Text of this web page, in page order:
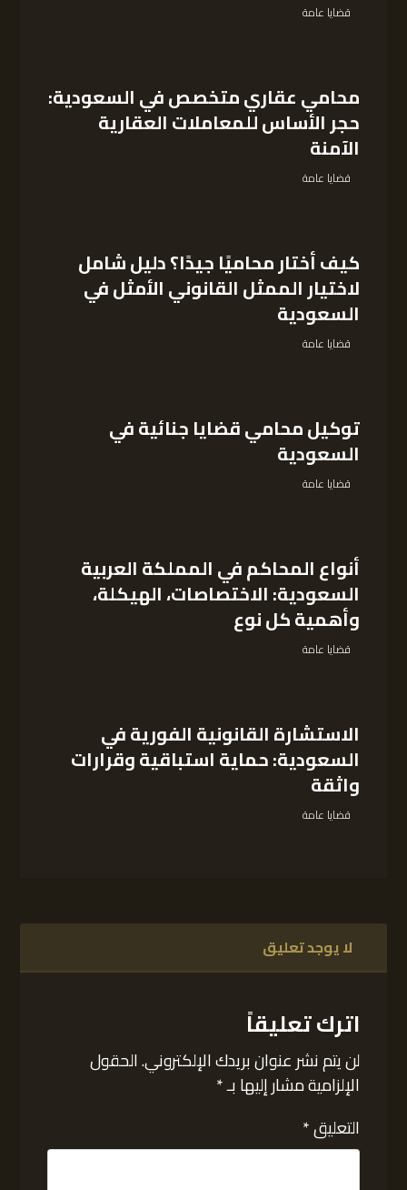
قضايا عامة
محامي عقاري متخصص في السعودية:
حجر الأساس للمعاملات العقارية
الآمنة
قضايا عامة
كيف أختار محاميًا جيدًا؟ دليل شامل
لاختيار الممثل القانوني الأمثل في
السعودية
قضايا عامة
توكيل محامي قضايا جنائية في
السعودية
قضايا عامة
أنواع المحاكم في المملكة العربية
السعودية: الاختصاصات، الهيكلة،
وأهمية كل نوع
قضايا عامة
الاستشارة القانونية الفورية في
السعودية: حماية استباقية وقرارات
واثقة
قضايا عامة
لا يوجد تعليق
اترك تعليقاً
لن يتم نشر عنوان بريدك الإلكتروني.الحقول
الإلزامية مشار إليها بـ*
التعليق*